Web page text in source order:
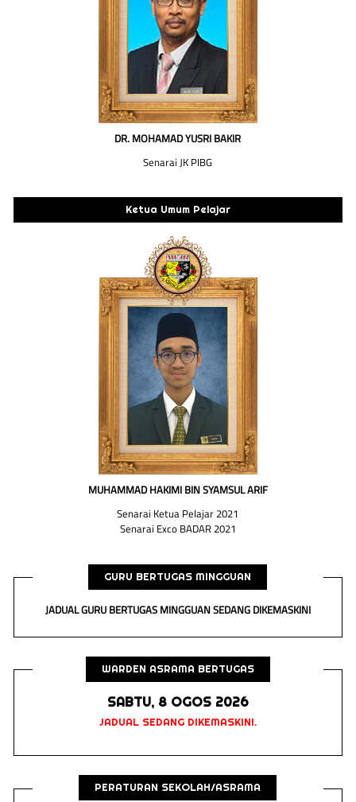
DR. MOHAMAD YUSRI BAKIR
Senarai JK PIBG
Ketua Umum Pelajar
MUHAMMAD HAKIMI BIN SYAMSUL ARIF
Senarai Ketua Pelajar 2021
Senarai Exco BADAR 2021
GURU BERTUGAS MINGGUAN
JADUAL GURU BERTUGAS MINGGUAN SEDANG DIKEMASKINI
WARDEN ASRAMA BERTUGAS
SABTU, 8 OGOS 2026
JADUAL SEDANG DIKEMASKINI.
PERATURAN SEKOLAH/ASRAMA